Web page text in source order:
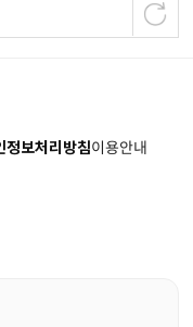
정보처리방침이용안내